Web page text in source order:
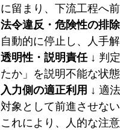
に留まり、下流工程へ
法令違反・危険性の排除
自動的に停止し、人手
透明性・説明責任 ↓ 判
たか」を説明不能な状
入力側の適正利用 ↓ 適
対象として前進させない
これにより、人的な注